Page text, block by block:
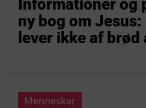
Informationer og
ny bog om
lever ikke af brød
Mennesker